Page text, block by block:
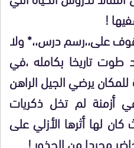
!
على،،رسم درس،،* ولا
طوت تاريخا بكامله ،في
يرضي الجيل الراهن
أزمنة لم تخل ذكريات
لها أثرها الأزلي على
مجردا من الجذور !